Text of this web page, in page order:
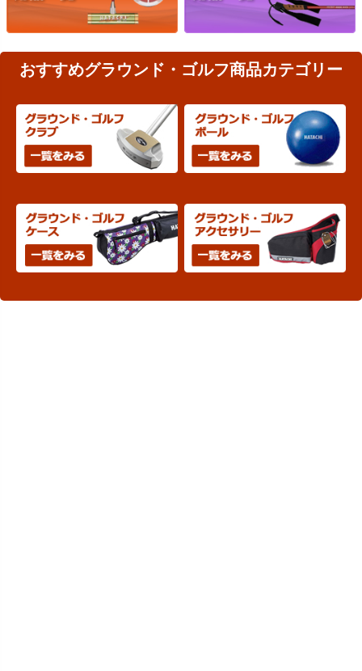
おすすめグラウンド・ゴルフ商品カテゴリー